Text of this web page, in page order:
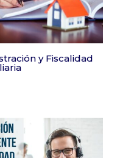
y Fiscalidad